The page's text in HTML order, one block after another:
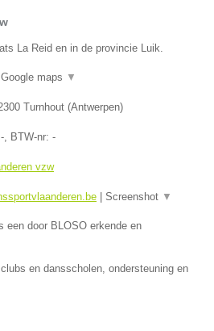
La Reid en in de provincie Luik.
Google maps ▼
Turnhout (Antwerpen)
- , BTW-nr: -
vzw
Screenshot ▼
een door BLOSO erkende en
en dansscholen, ondersteuning en